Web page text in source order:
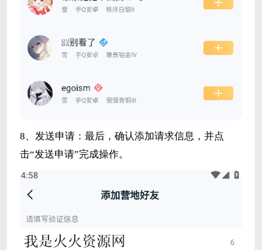
8、发送申请：最后，确认添加请求信息，并点
击“发送申请”完成操作。